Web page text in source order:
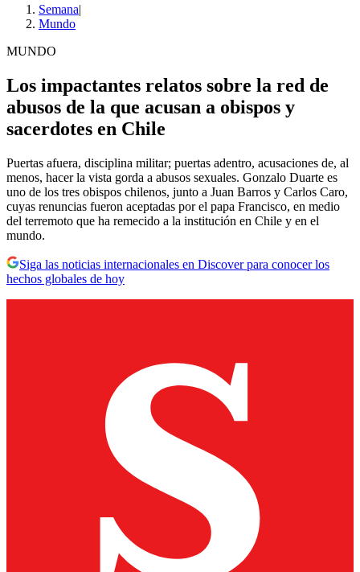
Semana|
Mundo
MUNDO
Los impactantes relatos sobre la red de
abusos de la que acusan a obispos y
sacerdotes en Chile
Puertas afuera, disciplina militar; puertas adentro, acusaciones de, al
menos, hacer la vista gorda a abusos sexuales. Gonzalo Duarte es
uno de los tres obispos chilenos, junto a Juan Barros y Carlos Caro,
cuyas renuncias fueron aceptadas por el papa Francisco, en medio
del terremoto que ha remecido a la institución en Chile y en el
mundo.
Siga las noticias internacionales en Discover para conocer los
hechos globales de hoy